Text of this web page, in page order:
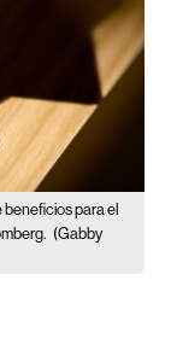
para el
(Gabby